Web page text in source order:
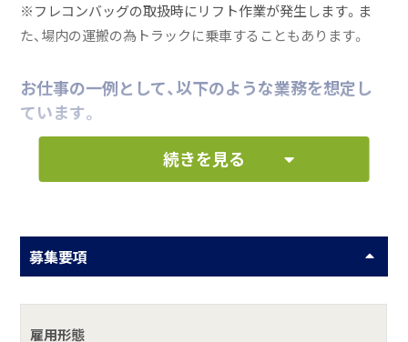
※フレコンバッグの取扱時にリフト作業が発生します。ま
た、場内の運搬の為トラックに乗車することもあります。
お仕事の一例として、以下のような業務を想定し
ています。
フォークリフトによるフレコンの運搬
ホイストを用いたフレコンのはい付け作業
大型設備の清掃
続きを見る
募集要項
雇用形態